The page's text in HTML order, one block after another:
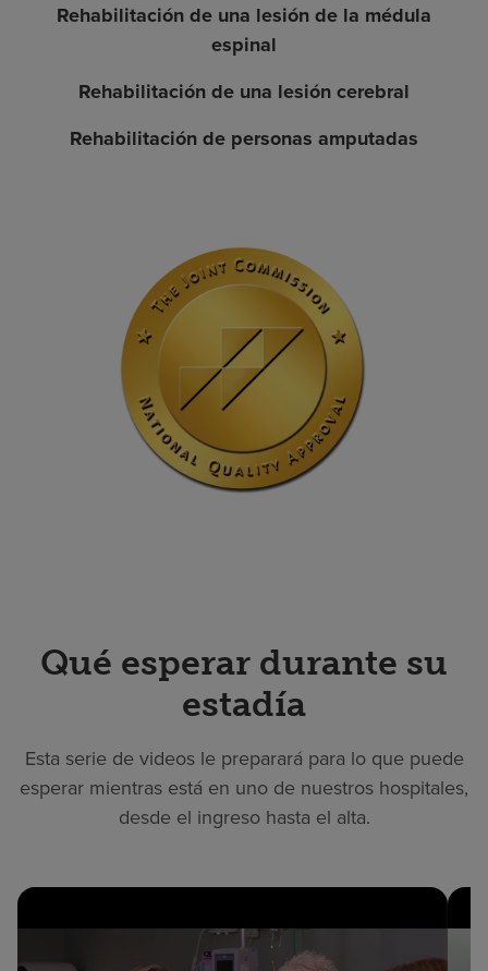
Rehabilitación de una lesión de la médula
espinal
Rehabilitación de una lesión cerebral
Rehabilitación de personas amputadas
Qué esperar durante su
estadía
Esta serie de videos le preparará para lo que puede
esperar mientras está en uno de nuestros hospitales,
desde el ingreso hasta el alta.